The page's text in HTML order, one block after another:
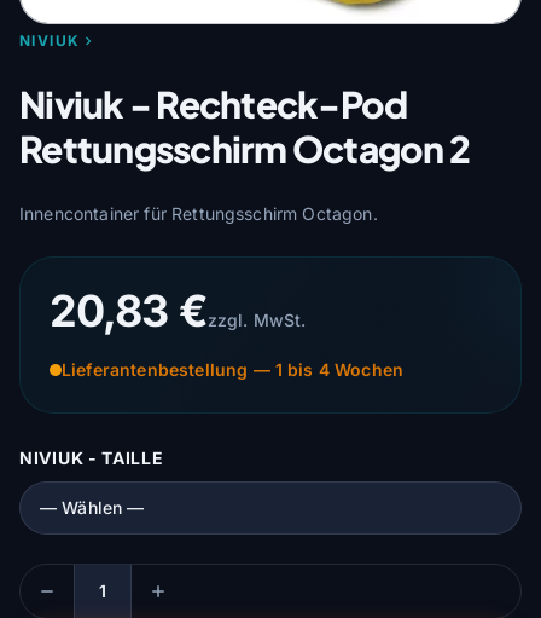
NIVIUK
Niviuk - Rechteck-Pod
Rettungsschirm Octagon 2
Innencontainer für Rettungsschirm Octagon.
20,83 €zzgl. MwSt.
Lieferantenbestellung — 1 bis 4 Wochen
NIVIUK - TAILLE
Menge